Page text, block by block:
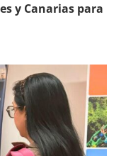
y Canarias para